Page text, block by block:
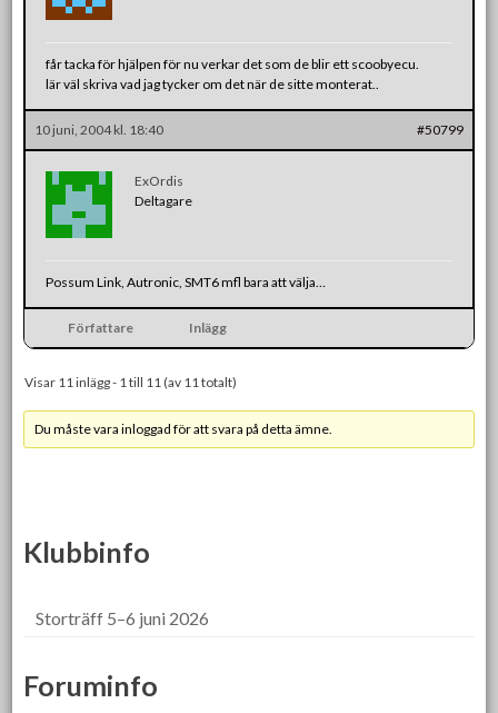
får tacka för hjälpen för nu verkar det som de blir ett scoobyecu.
lär väl skriva vad jag tycker om det när de sitte monterat..
10 juni, 2004 kl. 18:40 #50799
ExOrdis
Deltagare
Possum Link, Autronic, SMT6 mfl bara att välja…
Författare Inlägg
Visar 11 inlägg - 1 till 11 (av 11 totalt)
Du måste vara inloggad för att svara på detta ämne.
Klubbinfo
Storträff 5–6 juni 2026
Foruminfo